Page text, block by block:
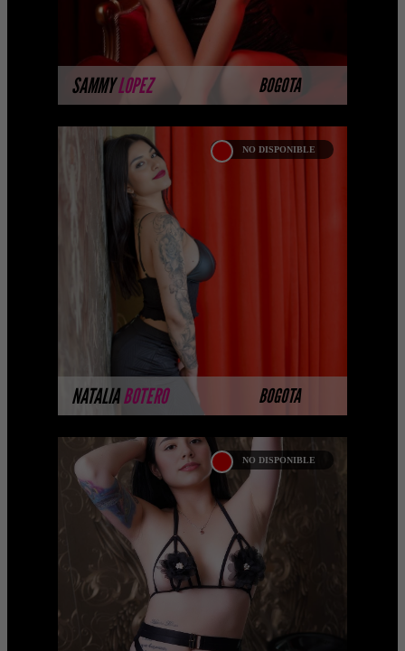
SAMMYLOPEZ BOGOTA
MÁS INFORMACIÓN
NATALIABOTERO BOGOTA
NO DISPONIBLE
NATALIA BOTERO
Hola amores, soy Natalia Botero, una
escort de 26 años , muy sexy y atrevida,
con unas ricas tetas , y todo un
espectáculo para la ...
MÁS INFORMACIÓN
NO DISPONIBLE
LUISA MORENO
Una delicia de 22 años Escorts Bogota .
Piel blanca, con unas tetitas busto A y
una tentadora cola. Su cuerpo delgado
y su e ...